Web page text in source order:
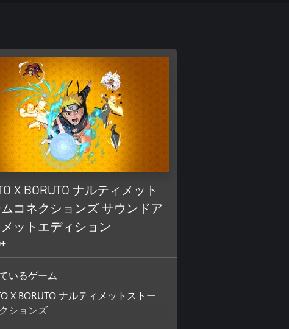
X BORUTO ナルティメット
コネクションズ サウンドア
ットエディション
いるゲーム
X BORUTO ナルティメットストー
ションズ